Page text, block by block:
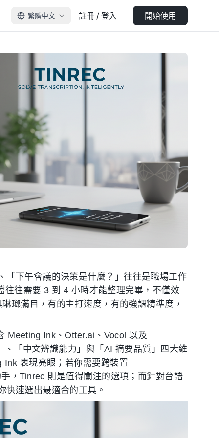
繁體中文 註冊 / 登入 開始使用
「下午會議的決策是什麼？」往往是職場工作
往需要 3 到 4 小時才能整理完畢，不僅效
瑯滿目，有的主打速度，有的強調精準度，
Meeting Ink、Otter.ai、Vocol 以及
「中文辨識能力」與「AI 摘要品質」四大維
表現亮眼；若你需要跨裝置
，Tinrec 則是值得關注的選項；而針對台語
快速選出最適合的工具。